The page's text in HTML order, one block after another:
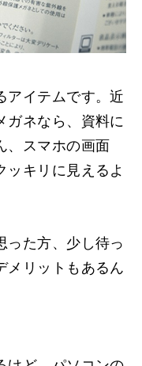
アイテムです。近
ガネなら、資料に
、スマホの画面
ッキリに見えるよ
った方、少し待っ
メリットもあるん